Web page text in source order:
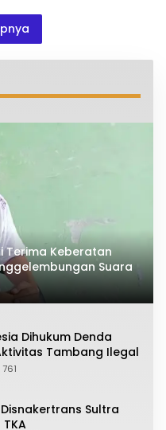
Terima Keberatan
Suara
Dihukum Denda
Tambang Ilegal
761
Sultra